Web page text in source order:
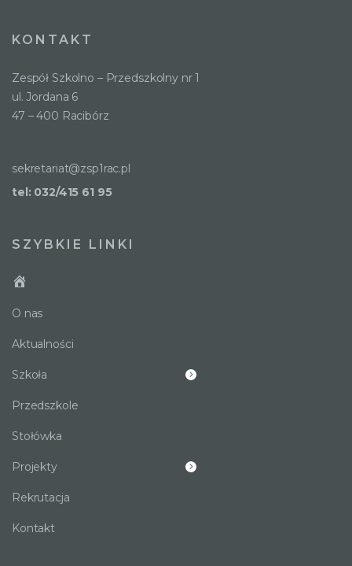
KONTAKT
Zespół Szkolno – Przedszkolny nr 1
ul. Jordana 6
47 – 400 Racibórz
sekretariat@zsp1rac.pl
tel: 032/415 61 95
SZYBKIE LINKI
O nas
Aktualności
Szkoła
Przedszkole
Stołówka
Projekty
Rekrutacja
Kontakt